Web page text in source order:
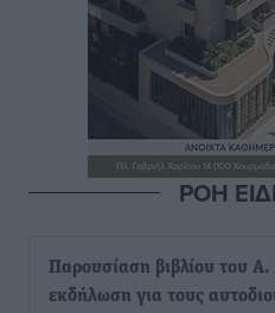
ΡΟΗ
Παρουσίαση βιβλίου του
εκδήλωση για τους